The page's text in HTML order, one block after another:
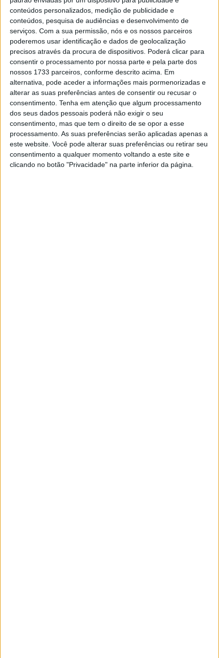
conteúdos personalizados, medição de publicidade e
conteúdos, pesquisa de audiências e desenvolvimento de
serviços. Com a sua permissão, nós e os nossos parceiros
poderemos usar identificação e dados de geolocalização
precisos através da procura de dispositivos. Poderá clicar para
consentir o processamento por nossa parte e pela parte dos
nossos 1733 parceiros, conforme descrito acima. Em
alternativa, pode aceder a informações mais pormenorizadas e
alterar as suas preferências antes de consentir ou recusar o
consentimento. Tenha em atenção que algum processamento
dos seus dados pessoais poderá não exigir o seu
consentimento, mas que tem o direito de se opor a esse
processamento. As suas preferências serão aplicadas apenas a
este website. Você pode alterar suas preferências ou retirar seu
consentimento a qualquer momento voltando a este site e
clicando no botão "Privacidade" na parte inferior da página.
que visa a expansão da gama da Benelli durante os
próximos três anos.
Admitindo já que a marca italiana, integrada no grupo
Q.J.Motor, tem sido particularmente dinâmica nos últimos
anos, constata-se que desde que a Benelli Leoncino foi
lançada, seguida pelas Adventure TRK (251, 502), as
naked 502 C, 752 S, e a clássica Imperiale 400, agora
adivinha-se um crescimento ainda mais estrondoso com o
aparecimento das novas 800 que chegarão durante o
próximo ano.
Além disso, claramente, a fusão com a MV Agusta deverá
assegurar um futuro profícuo para o grupo Q.J. Motor-